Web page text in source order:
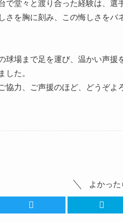
で堂々と渡り合った経験は、選
さを胸に刻み、この悔しさをバ
球場まで足を運び、温かい声
した。
協力、ご声援のほど、どうぞよ
よかった